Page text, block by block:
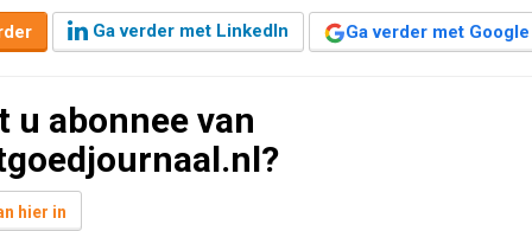
woningen
geleden aangepast 3 minuten leestijd
voor ruim 3.000 tijdelijke woningen. Dat is 50
van het CBS. Sinds 2021 zijn vergunningen
Ga verder met LinkedIn Ga verder met Google
u abonnee van
hier in